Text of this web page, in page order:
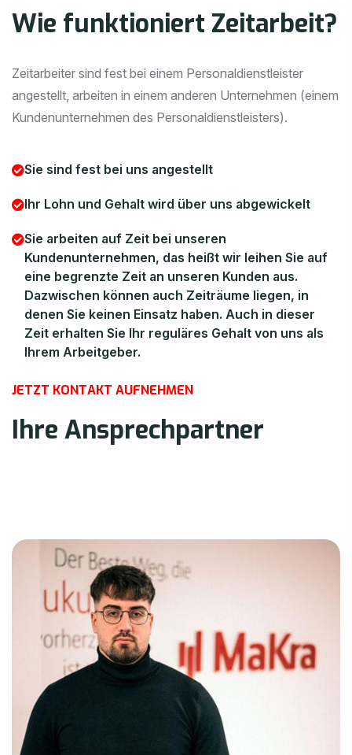
Wie funktioniert Zeitarbeit?
Zeitarbeiter sind fest bei einem Personaldienstleister
angestellt, arbeiten in einem anderen Unternehmen (einem
Kundenunternehmen des Personaldienstleisters).
Sie sind fest bei uns angestellt
Ihr Lohn und Gehalt wird über uns abgewickelt
Sie arbeiten auf Zeit bei unseren
Kundenunternehmen, das heißt wir leihen Sie auf
eine begrenzte Zeit an unseren Kunden aus.
Dazwischen können auch Zeiträume liegen, in
denen Sie keinen Einsatz haben. Auch in dieser
Zeit erhalten Sie Ihr reguläres Gehalt von uns als
Ihrem Arbeitgeber.
JETZT KONTAKT AUFNEHMEN
Ihre Ansprechpartner